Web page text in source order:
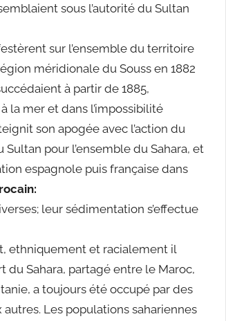
sous l’autorité du Sultan
sur l’ensemble du territoire
méridionale du Souss en 1882
à partir de 1885,
la mer et dans l’impossibilité
son apogée avec l’action du
pour l’ensemble du Sahara, et
espagnole puis française dans
leur sédimentation s’effectue
ethniquement et racialement il
du Sahara, partagé entre le Maroc,
a toujours été occupé par des
Les populations sahariennes